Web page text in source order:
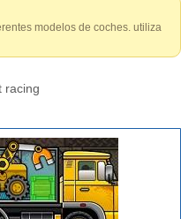
modelos de coches. utiliza
racing